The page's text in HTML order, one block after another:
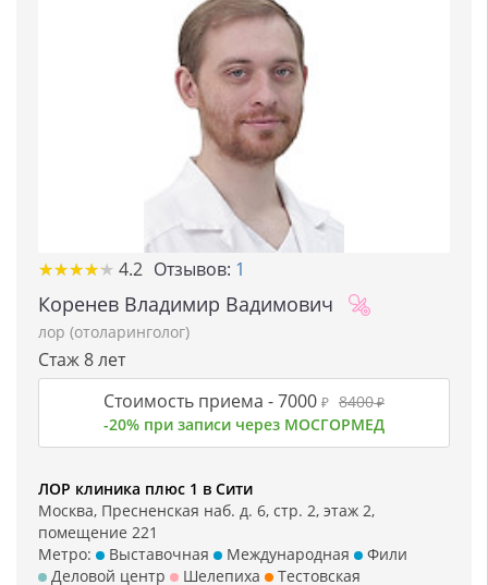
★★★★★
★★★★★ 4.2 Отзывов: 1
Коренев Владимир Вадимович
лор (отоларинголог)
Стаж 8 лет
Стоимость приема -7000 ₽ 8400₽
-20% при записи через МОСГОРМЕД
ЛОР клиника плюс 1 в Сити
Москва, Пресненская наб. д. 6, стр. 2, этаж 2,
помещение 221
Метро:
Выставочная Международная
Фили
Деловой центр
Шелепиха
Тестовская